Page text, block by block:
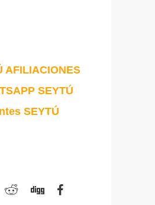
AFILIACIONES
SEYTÚ
SEYTÚ